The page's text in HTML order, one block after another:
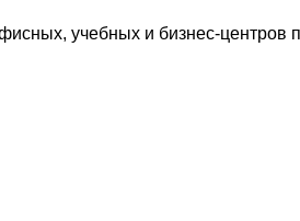
учебных и бизнес-